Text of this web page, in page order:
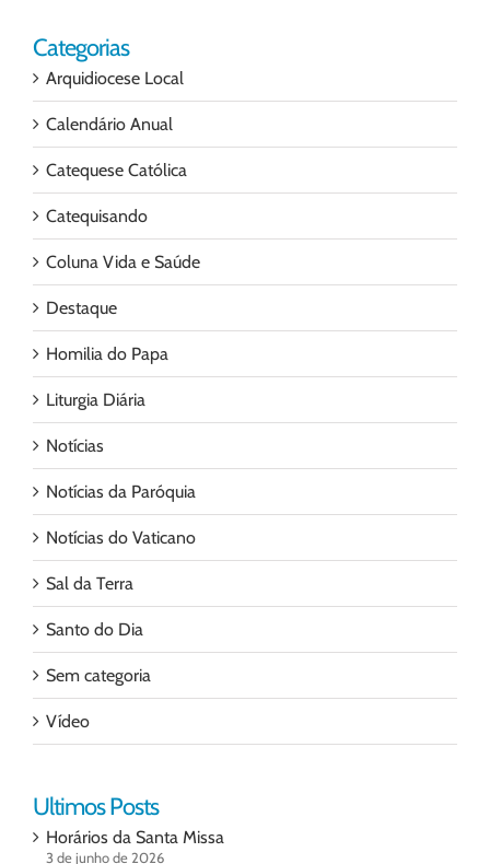
Categorias
Arquidiocese Local
Calendário Anual
Catequese Católica
Catequisando
Coluna Vida e Saúde
Destaque
Homilia do Papa
Liturgia Diária
Notícias
Notícias da Paróquia
Notícias do Vaticano
Sal da Terra
Santo do Dia
Sem categoria
Vídeo
Ultimos Posts
Horários da Santa Missa
3 de junho de 2026